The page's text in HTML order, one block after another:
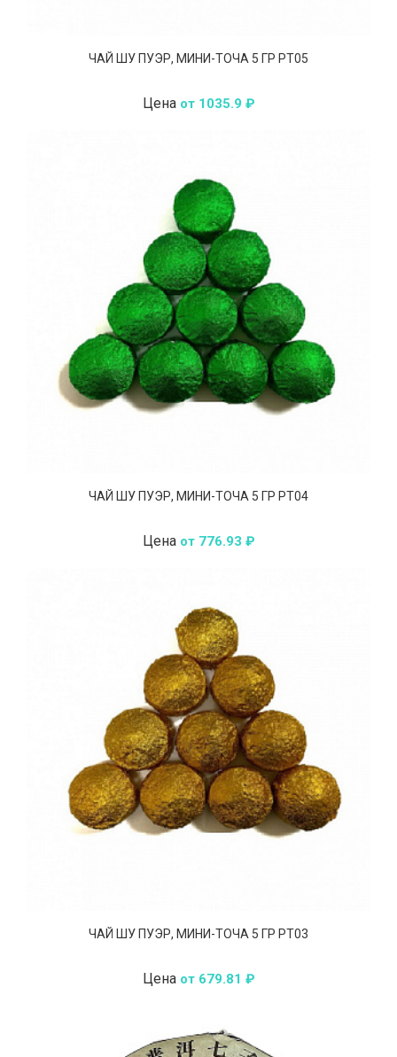
ЧАЙ ШУ ПУЭР, МИНИ-ТОЧА 5 ГР РТ05
Цена от 1035.9 ₽
ЧАЙ ШУ ПУЭР, МИНИ-ТОЧА 5 ГР РТ04
Цена от 776.93 ₽
ЧАЙ ШУ ПУЭР, МИНИ-ТОЧА 5 ГР РТ03
Цена от 679.81 ₽